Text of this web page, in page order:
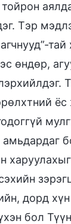
Тэр
тай
өндөр,
дорд
бол